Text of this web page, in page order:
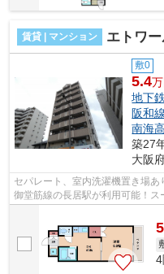
賃貸 | マンション エトワ
敷0
5.4
地下
阪和線
南海
築27
大阪
セパレート、室内洗濯機置き場あ
御堂筋線の長居駅が利用可能！ス